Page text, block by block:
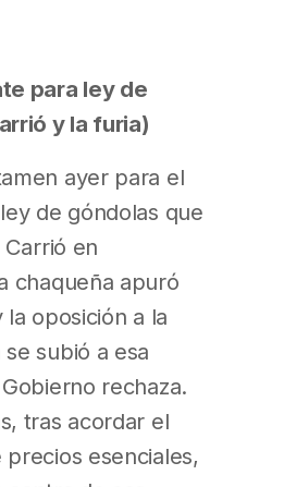
para ley de
y la furia)
ayer para el
de góndolas que
Carrió en
chaqueña apuró
oposición a la
se subió a esa
rechaza.
tras acordar el
esenciales,